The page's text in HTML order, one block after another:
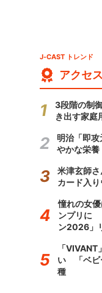
J-CAST トレンド
アクセ
3段階の制
き出す家庭
明治「即
やかな栄
米津玄師
カード入
憧れの女
ンプリに
ン2026」
「
い 「ベビ
種